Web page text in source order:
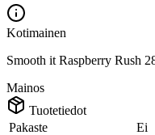
Kotimainen
Smooth it Raspberry Rush
Mainos
Tuotetiedot
Pakaste
Ei